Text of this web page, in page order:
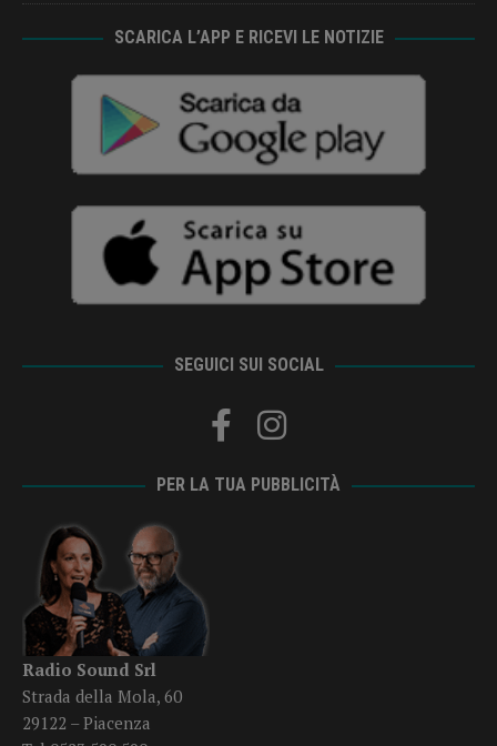
SCARICA L’APP E RICEVI LE NOTIZIE
SEGUICI SUI SOCIAL
PER LA TUA PUBBLICITÀ
Radio Sound Srl
Strada della Mola, 60
29122 – Piacenza